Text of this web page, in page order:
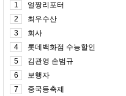
1
얼짱리포터
2
최우수산
3
회사
4
롯데백화점 수능할인
5
김관영 손범규
6
보행자
7
중국등축제